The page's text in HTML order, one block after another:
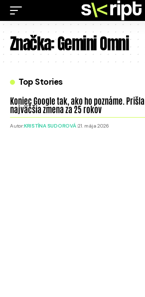
Značka:Gemini Omni
Top Stories
Koniec Google tak, ako ho poznáme. Prišla
najväčšia zmena za 25 rokov
Autor:KRISTÍNA SUDOROVÁ 21. mája 2026